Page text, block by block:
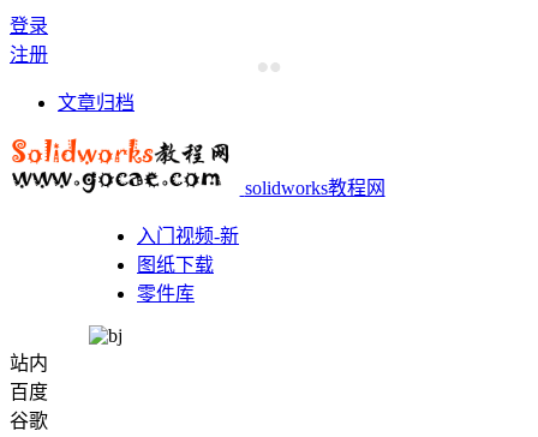
登录
注册
文章归档
solidworks教程网
入门视频-新
图纸下载
零件库
站内
百度
谷歌